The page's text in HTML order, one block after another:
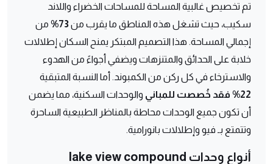
تم تخصيص غالبية المساحة للمساحات الخضراء واللاند
سكيب، حيث تشغل هذه المناطق ما يقرب من73%
من
إجمالي المساحة. هذا التصميم المبتكر يمنح السكان إطلالات
خلابة على الحدائق والمتنزهات ويضفي أجواءً من الهدوء
والاسترخاء في كل ركن من الكمبوند. أما النسبة المتبقية
22% فقد خُصصت للمباني
والوحدات السكنية، مما يضمن
أن تكون جميع الوحدات محاطة بالمناظر الطبيعية الساحرة
وتتمتع بـ فيو وإطلالات بانورامية.
أنواع وحدات lake view compound